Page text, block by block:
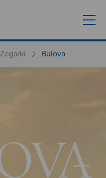
Zegarki Bulova